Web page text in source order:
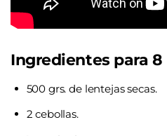
Ingredientes para
500 grs. de lentejas secas.
2 cebollas.